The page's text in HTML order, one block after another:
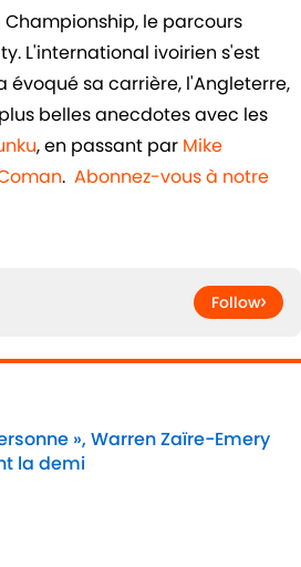
Championship, le parcours
L'international ivoirien s'est
sa carrière, l'Angleterre,
belles anecdotes avec les
, en passant par Mike
. Abonnez-vous à notre
Follow
», Warren Zaïre-Emery
la demi